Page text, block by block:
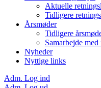
Aktuelle
Tidligere
Årsmøder
Tidligere
Samarbejde
Nyheder
Nyttige links
Adm. Log ind